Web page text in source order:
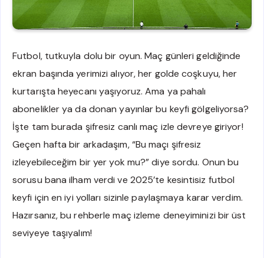
Futbol, tutkuyla dolu bir oyun. Maç günleri geldiğinde
ekran başında yerimizi alıyor, her golde coşkuyu, her
kurtarışta heyecanı yaşıyoruz. Ama ya pahalı
abonelikler ya da donan yayınlar bu keyfi gölgeliyorsa?
İşte tam burada şifresiz canlı maç izle devreye giriyor!
Geçen hafta bir arkadaşım, “Bu maçı şifresiz
izleyebileceğim bir yer yok mu?” diye sordu. Onun bu
sorusu bana ilham verdi ve 2025’te kesintisiz futbol
keyfi için en iyi yolları sizinle paylaşmaya karar verdim.
Hazırsanız, bu rehberle maç izleme deneyiminizi bir üst
seviyeye taşıyalım!